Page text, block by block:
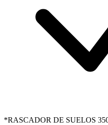
*RASCADOR DE SUELOS